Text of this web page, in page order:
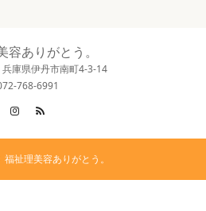
容ありがとう。
庫県伊丹市南町4-3-14
768-6991
Instagram
福祉理美容ありがとう。